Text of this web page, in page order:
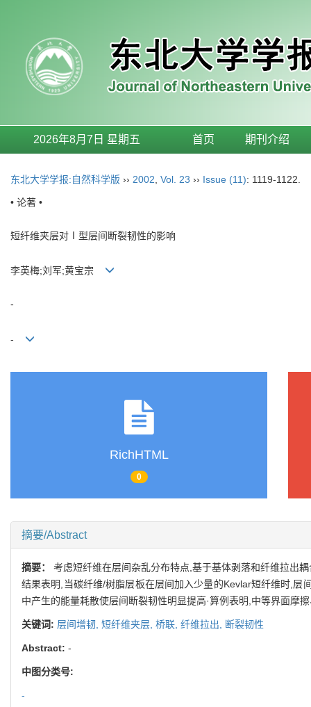
2026年8月7日 星期五 首页 期刊介绍
东北大学学报:自然科学版 ›› 2002 Vol. 23 ›› Issue (11): 1119-1122.
• 论著 •
短纤维夹层对Ⅰ型层间断裂韧性的影响
李英梅;刘军;黄宝宗
-
-
RichHTML
0
摘要/Abstract
摘要：考虑短纤维在层间杂乱分布特点,基于基体剥落和纤维拉出
结果表明,当碳纤维/树脂层板在层间加入少量的Kevlar短纤维时,
中产生的能量耗散使层间断裂韧性明显提高·算例表明,中等界面摩
关键词: 层间增韧, 短纤维夹层, 桥联, 纤维拉出, 断裂韧性
Abstract: -
中图分类号:
-